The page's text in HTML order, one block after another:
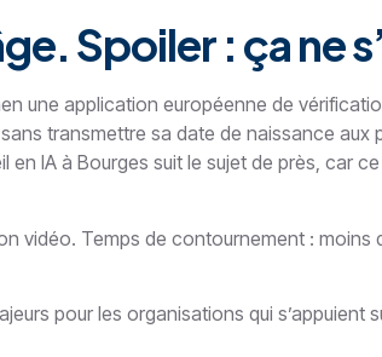
Spoiler : ça ne
une application européenne de
transmettre sa date de naissance
IA à Bourges suit le sujet de près, car
Temps de contournement : moins
pour les organisations qui